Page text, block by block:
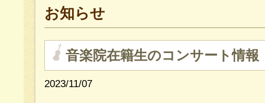
お知らせ
音楽院在籍生のコンサート情報
2023/11/07